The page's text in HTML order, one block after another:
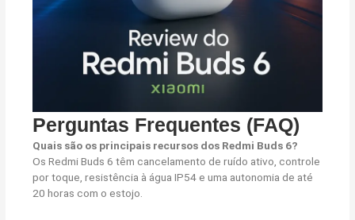
Perguntas Frequentes (FAQ)
Quais são os principais recursos dos Redmi Buds 6?
Os Redmi Buds 6 têm cancelamento de ruído ativo, controle
por toque, resistência à água IP54 e uma autonomia de até
20 horas com o estojo.